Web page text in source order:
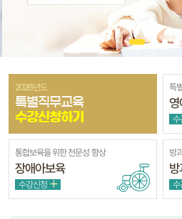
2026년도
특별직무교육
수강신청하기
특
영
수
통합보육을 위한 전문성 향상
장애아보육
수강신청
방
수